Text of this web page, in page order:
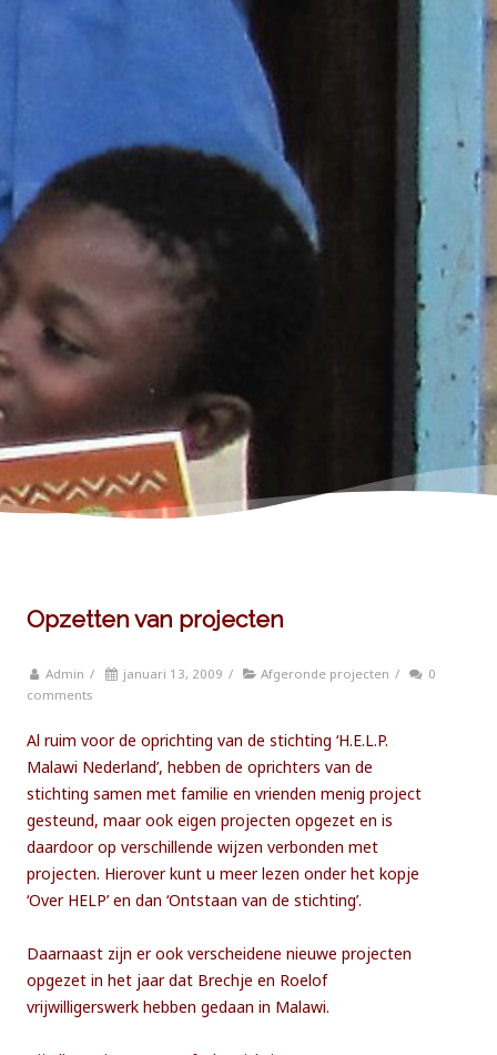
Opzetten van projecten
Admin / januari 13, 2009 / Afgeronde projecten /
0
comments
Al ruim voor de oprichting van de stichting ‘H.E.L.P.
Malawi Nederland’, hebben de oprichters van de
stichting samen met familie en vrienden menig project
gesteund, maar ook eigen projecten opgezet en is
daardoor op verschillende wijzen verbonden met
projecten. Hierover kunt u meer lezen onder het kopje
‘Over HELP’ en dan ‘Ontstaan van de stichting’.
Daarnaast zijn er ook verscheidene nieuwe projecten
opgezet in het jaar dat Brechje en Roelof
vrijwilligerswerk hebben gedaan in Malawi.